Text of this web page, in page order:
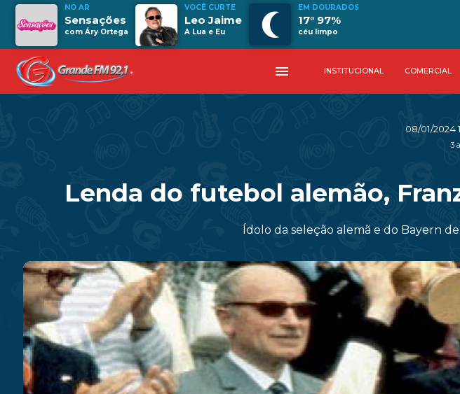
NO AR
Sensações
com Áry Ortega
VOCÊ CURTE
Leo Jaime
A Lua e Eu
EM DOURADOS
17° 97%
céu limpo
menu INSTITUCIONAL COMERCIAL
08/01/2024
3
Lenda do futebol alemão,
Ídolo da seleção alemã e do Bayern